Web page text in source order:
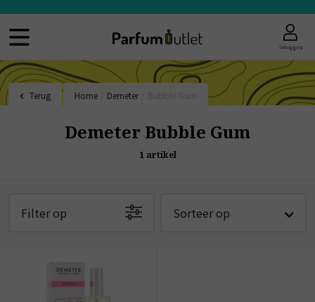
Inloggen
Terug Home Demeter
Demeter Bubble Gum
1 artikel
Filter op Sorteer op